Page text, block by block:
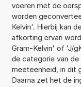
voeren met de
worden
Kelvin'. Hierbij kan
afkorting ervan
Gram-Kelvin' of 'J/
de categorie van
meeteenheid, in dit
Daarna zet het de